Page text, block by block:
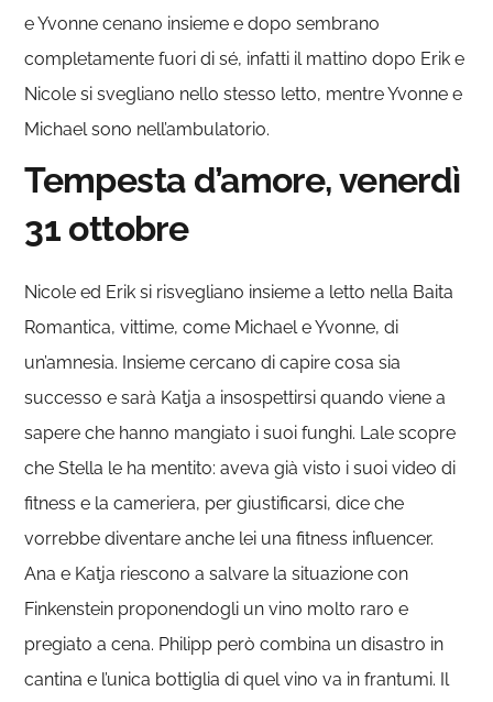
e Yvonne cenano insieme e dopo sembrano
completamente fuori di sé, infatti il mattino dopo Erik e
Nicole si svegliano nello stesso letto, mentre Yvonne e
Michael sono nell’ambulatorio.
Tempesta d’amore, venerdì
31 ottobre
Nicole ed Erik si risvegliano insieme a letto nella Baita
Romantica, vittime, come Michael e Yvonne, di
un’amnesia. Insieme cercano di capire cosa sia
successo e sarà Katja a insospettirsi quando viene a
sapere che hanno mangiato i suoi funghi. Lale scopre
che Stella le ha mentito: aveva già visto i suoi video di
fitness e la cameriera, per giustificarsi, dice che
vorrebbe diventare anche lei una fitness influencer.
Ana e Katja riescono a salvare la situazione con
Finkenstein proponendogli un vino molto raro e
pregiato a cena. Philipp però combina un disastro in
cantina e l’unica bottiglia di quel vino va in frantumi. Il